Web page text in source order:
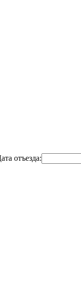
отъезда: